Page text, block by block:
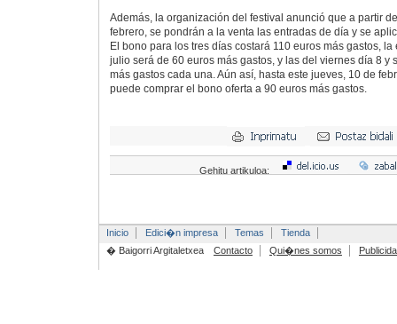
Además, la organización del festival anunció que a partir
febrero, se pondrán a la venta las entradas de día y se
El bono para los tres días costará 110 euros más gastos,
julio será de 60 euros más gastos, y las del viernes día 8 y
más gastos cada una. Aún así, hasta este jueves, 10 de
puede comprar el bono oferta a 90 euros más gastos.
Gehitu artikuloa:
Inicio Edici�n impresa Temas
Tienda
� Baigorri Argitaletxea
Contacto Qui�nes somos